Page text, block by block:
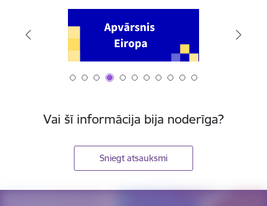
Vai šī informācija bija noderīga?
Sniegt atsauksmi